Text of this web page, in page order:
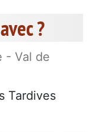
?
- Val de
Tardives